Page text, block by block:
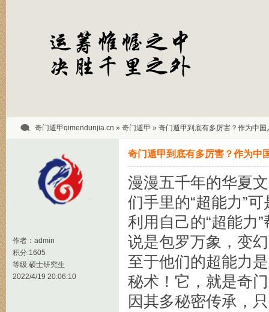
奇门遁甲qimendunjia.cn » 奇门遁甲 » 奇门遁甲到底有多厉害？作为中国
作者： admin
积分:1605
等级:硕士研究生
2022/4/19 20:06:10
奇门遁甲到底有多厉害？作为中
漫漫五千年的华夏
们手里的“超能力”
利用自己的“超能力
说是包罗万象，变
至于他们的超能力
秘术！它，就是奇
因其多秘密传承，